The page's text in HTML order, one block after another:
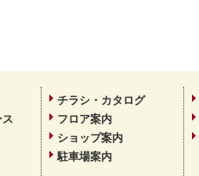
チラシ・カタログ
フロア案内
ショップ案内
駐車場案内